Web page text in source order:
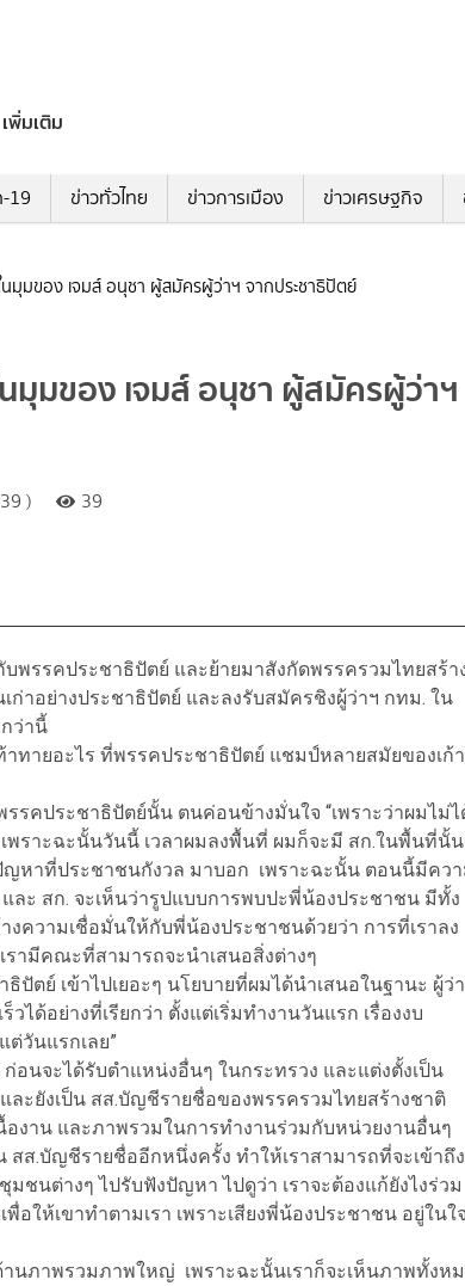
เพิ่มเติม
19 ข่าวทั่วไทย ข่าวการเมือง ข่าวเศรษฐกิจ
นมุมของ เจมส์ อนุชา ผู้สมัครผู้ว่าฯ จากประชาธิปัตย์
มุมของ เจมส์ อนุชา ผู้สมัครผู้ว่าฯ
) 39
พรรคประชาธิปัตย์ และย้ายมาสังกัดพรรครวมไทยสร้า
าอย่างประชาธิปัตย์ และลงรับสมัครชิงผู้ว่าฯ กทม. ใน
ว่านี้
าทายอะไร ที่พรรคประชาธิปัตย์ แชมป์หลายสมัยของเก้
รคประชาธิปัตย์นั้น ตนค่อนข้างมั่นใจ “เพราะว่าผมไม่ไ
พราะฉะนั้นวันนี้ เวลาผมลงพื้นที่ ผมก็จะมี สก.ในพื้นที่นั้
ญหาที่ประชาชนกังวล มาบอก เพราะฉะนั้น ตอนนี้มีคว
ะ สก. จะเห็นว่ารูปแบบการพบปะพี่น้องประชาชน มีทั้ง
ความเชื่อมั่นให้กับพี่น้องประชาชนด้วยว่า การที่เราลง
ามีคณะที่สามารถจะนำเสนอสิ่งต่างๆ
ปัตย์ เข้าไปเยอะๆ นโยบายที่ผมได้นำเสนอในฐานะ ผู้ว่
ได้อย่างที่เรียกว่า ตั้งแต่เริ่มทำงานวันแรก เรื่องงบ
วันแรกเลย”
อนจะได้รับตำแหน่งอื่นๆ ในกระทรวง และแต่งตั้งเป็น
ะยังเป็น สส.บัญชีรายชื่อของพรรครวมไทยสร้างชาติ
องาน และภาพรวมในการทำงานร่วมกับหน่วยงานอื่นๆ
สส.บัญชีรายชื่ออีกหนึ่งครั้ง ทำให้เราสามารถที่จะเข้าถึง
ชนต่างๆ ไปรับฟังปัญหา ไปดูว่า เราจะต้องแก้ยังไงร่วม
อให้เขาทำตามเรา เพราะเสียงพี่น้องประชาชน อยู่ในใจ
านภาพรวมภาพใหญ่ เพราะฉะนั้นเราก็จะเห็นภาพทั้งห